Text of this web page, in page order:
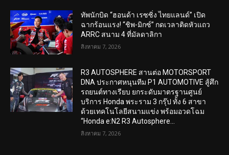
ทัพนักบิด “ฮอนด้า เรซซิ่ง ไทยแลนด์” เปิด
ฉากร้อนแรง! “ชิพ-มิกซ์” กดเวลาติดหัวแถว
ARRC สนาม 4 ที่มัลดาลิกา
สิงหาคม 7, 2026
R3 AUTOSPHERE สานต่อ MOTORSPORT
DNA ประกาศหนุนทีม P1 AUTOMOTIVE สู้ศึก
รถยนต์ทางเรียบ ยกระดับมาตรฐานศูนย์
บริการ Honda พระราม 3 กรุ๊ป ทั้ง 6 สาขา
ด้วยเทคโนโลยีสนามแข่ง พร้อมอวดโฉม
“Honda e:N2 R3 Autosphere...
สิงหาคม 7, 2026